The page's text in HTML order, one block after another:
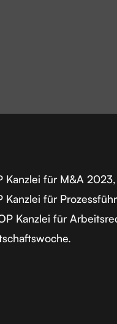
Kanzlei für M&A 2023,
Kanzlei für
Kanzlei für